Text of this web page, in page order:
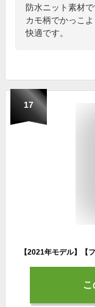
防水ニット素材
カモ柄でかっこ
快適です。
17